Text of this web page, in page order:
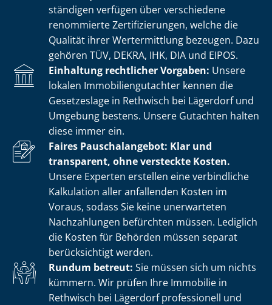
stän­di­gen verfügen über verschiedene
renommierte Zer­ti­fi­zie­run­gen, welche die
Qualität ihrer Wertermittlung bezeugen. Dazu
gehören TÜV, DEKRA, IHK, DIA und EIPOS.
Einhaltung rechtlicher Vorgaben: Unsere
lokalen Im­mo­bi­li­en­gut­ach­ter kennen die
Gesetzeslage in Rethwisch bei Lägerdorf und
Umgebung bestens. Unsere Gutachten halten
diese immer ein.
Faires Pauschalangebot: Klar und
transparent, ohne versteckte Kosten.
Unsere Experten erstellen eine verbindliche
Kalkulation aller anfallenden Kosten im
Voraus, sodass Sie keine unerwarteten
Nachzahlungen befürchten müssen. Lediglich
die Kosten für Behörden müssen separat
berücksichtigt werden.
Rundum betreut: Sie müssen sich um nichts
kümmern. Wir prüfen Ihre Immobilie in
Rethwisch bei Lägerdorf professionell und